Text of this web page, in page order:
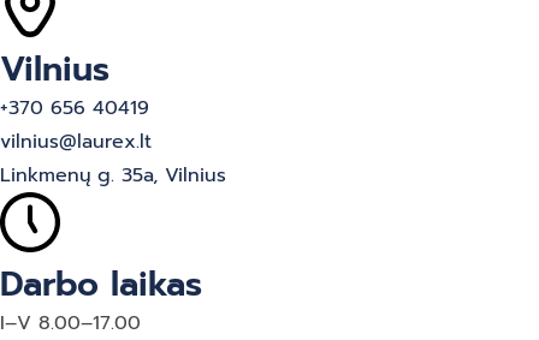
Vilnius
+370 656 40419
vilnius@laurex.lt
Linkmenų g. 35a, Vilnius
Darbo laikas
I–V 8.00–17.00